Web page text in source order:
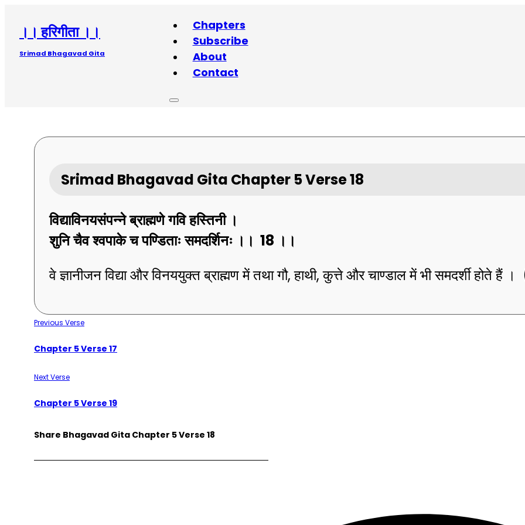
।। हरिगीता ।।
Srimad Bhagavad Gita
Chapters
Subscribe
About
Contact
Srimad Bhagavad Gita Chapter 5 Verse 18
विद्याविनयसंपन्नेब्राह्मणेगविहस्तिनी ।
शुनिचैवश्वपाकेचपण्डिताःसमदर्शिनः ।। 18 ।।
वे ज्ञानीजन विद्या और विनययुक्त ब्राह्मण में तथा गौ, हाथी, कुत्ते और चाण्डाल में भी समदर्शी होते हैं
Previous Verse
Chapter 5 Verse 17
Next Verse
Chapter 5 Verse 19
Share Bhagavad Gita Chapter 5 Verse 18